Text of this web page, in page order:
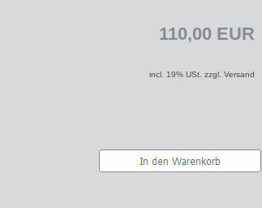
110,00 EUR
incl. 19% USt. zzgl. Versand